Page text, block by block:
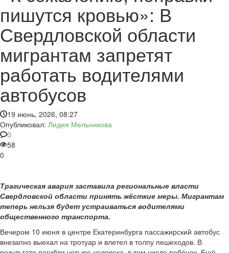
пишутся кровью»: В
Свердловской области
мигрантам запретят
работать водителями
автобусов
19 июнь, 2026, 08:27
Опубликовал: Лидия Мельникова
0
58
0
Трагическая авария заставила региональные власти
Свердловской области принять жёсткие меры. Мигрантам
теперь нельзя будет устраиваться водителями
общественного транспорта.
Вечером 10 июня в центре Екатеринбурга пассажирский автобус
внезапно выехал на тротуар и влетел в толпу пешеходов. В